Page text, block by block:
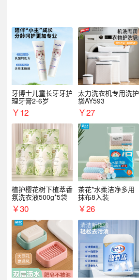
牙博士儿童长牙牙护
理牙膏2-6岁
￥12
太力洗衣机专用洗护
袋AY593
￥27
植护樱花树下植萃香
氛洗衣液500g*5袋
￥30
茶花*水柔洁净多用
抹布8入装
￥26